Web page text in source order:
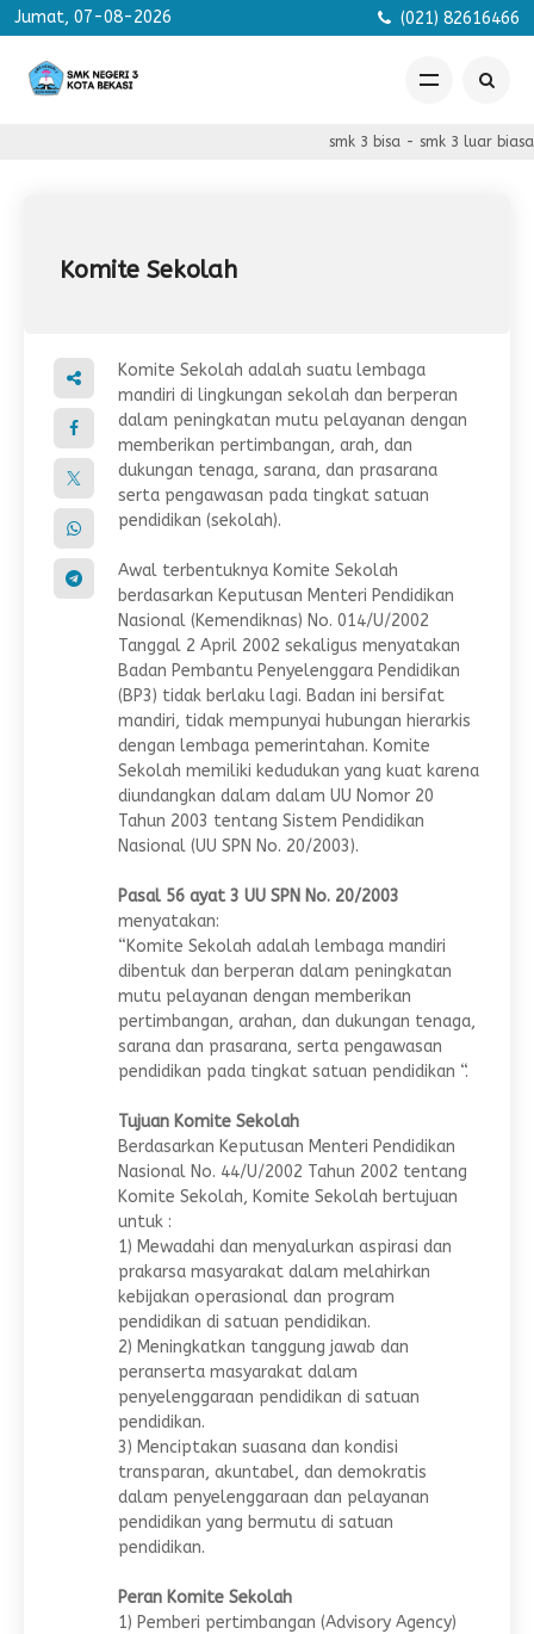
Jumat, 07-08-2026 (021) 82616466
smk 3 bisa - smk 3 luar
Komite Sekolah
Komite Sekolah adalah suatu lembaga
mandiri di lingkungan sekolah dan berperan
dalam peningkatan mutu pelayanan dengan
memberikan pertimbangan, arah, dan
dukungan tenaga, sarana, dan prasarana
serta pengawasan pada tingkat satuan
pendidikan (sekolah).
Awal terbentuknya Komite Sekolah
berdasarkan Keputusan Menteri Pendidikan
Nasional (Kemendiknas) No. 014/U/2002
Tanggal 2 April 2002 sekaligus menyatakan
Badan Pembantu Penyelenggara Pendidikan
(BP3) tidak berlaku lagi. Badan ini bersifat
mandiri, tidak mempunyai hubungan hierarkis
dengan lembaga pemerintahan. Komite
Sekolah memiliki kedudukan yang kuat karena
diundangkan dalam dalam UU Nomor 20
Tahun 2003 tentang Sistem Pendidikan
Nasional (UU SPN No. 20/2003).
Pasal 56 ayat 3 UU SPN No. 20/2003
menyatakan:
“Komite Sekolah adalah lembaga mandiri
dibentuk dan berperan dalam peningkatan
mutu pelayanan dengan memberikan
pertimbangan, arahan, dan dukungan tenaga,
sarana dan prasarana, serta pengawasan
pendidikan pada tingkat satuan pendidikan “.
Tujuan Komite Sekolah
Berdasarkan Keputusan Menteri Pendidikan
Nasional No. 44/U/2002 Tahun 2002 tentang
Komite Sekolah, Komite Sekolah bertujuan
untuk :
1) Mewadahi dan menyalurkan aspirasi dan
prakarsa masyarakat dalam melahirkan
kebijakan operasional dan program
pendidikan di satuan pendidikan.
2) Meningkatkan tanggung jawab dan
peranserta masyarakat dalam
penyelenggaraan pendidikan di satuan
pendidikan.
3) Menciptakan suasana dan kondisi
transparan, akuntabel, dan demokratis
dalam penyelenggaraan dan pelayanan
pendidikan yang bermutu di satuan
pendidikan.
Peran Komite Sekolah
1) Pemberi pertimbangan (Advisory Agency)